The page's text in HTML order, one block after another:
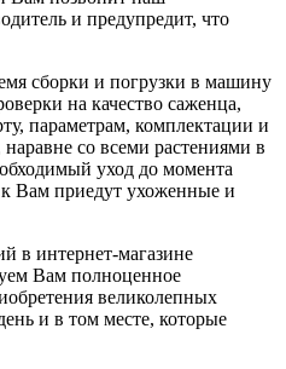
и предупредит, что
сборки и погрузки в машину
на качество саженца,
параметрам, комплектации и
со всеми растениями в
уход до момента
Вам приедут ухоженные и
в интернет-магазине
Вам полноценное
великолепных
и в том месте, которые